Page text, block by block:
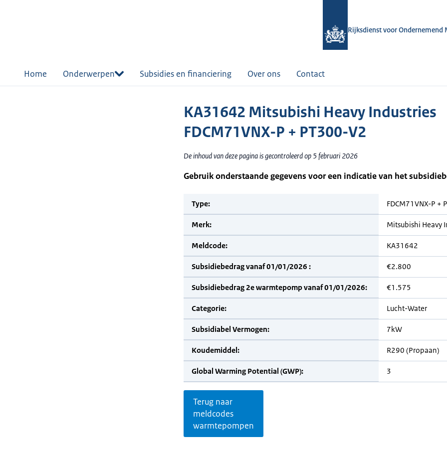
Rijksdienst voor Ondernemend
Home Onderwerpen Subsidies en financiering Over ons Contact
KA31642 Mitsubishi Heavy Industries
FDCM71VNX-P + PT300-V2
De inhoud van deze pagina is gecontroleerd op 5 februari 2026
Gebruik onderstaande gegevens voor een indicatie van het
Type: FDCM71VNX-P +
Merk: Mitsubishi Heavy
Meldcode: KA31642
Subsidiebedrag vanaf 01/01/2026 : €2.800
Subsidiebedrag 2e warmtepomp vanaf 01/01/2026: €1.575
Categorie: Lucht-Water
Subsidiabel Vermogen: 7kW
Koudemiddel: R290 (Propaan)
Global Warming Potential (GWP): 3
Terug naar
meldcodes
warmtepompen